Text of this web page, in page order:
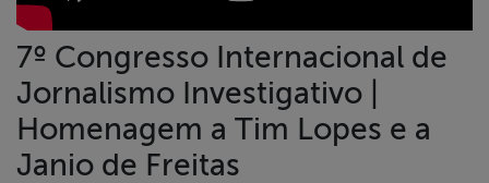
7º Congresso Internacional de
Jornalismo Investigativo |
Homenagem a Tim Lopes e a
Janio de Freitas